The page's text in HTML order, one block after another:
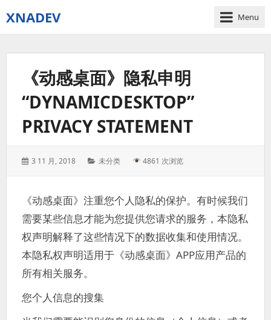
XNADEV Menu
《动感桌面》隐私申明
“DYNAMICDESKTOP”
PRIVACY STATEMENT
Posted
3 11 月, 2018 Categories:
未分类 4861 次浏览
《动感桌面》注重您个人隐私的保护。有时候我们
需要某些信息才能为您提供您请求的服务，本隐私
权声明解释了这些情况下的数据收集和使用情况。
本隐私权声明适用于《动感桌面》APP应用产品的
所有相关服务。
您个人信息的搜集